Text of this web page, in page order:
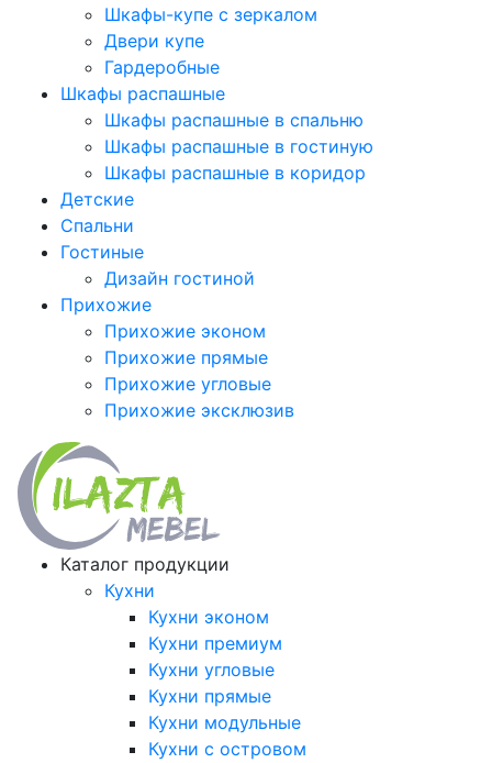
Шкафы-купе с зеркалом
Двери купе
Гардеробные
Шкафы распашные
Шкафы распашные в спальню
Шкафы распашные в гостиную
Шкафы распашные в коридор
Детские
Спальни
Гостиные
Дизайн гостиной
Прихожие
Прихожие эконом
Прихожие прямые
Прихожие угловые
Прихожие эксклюзив
Каталог продукции
Кухни
Кухни эконом
Кухни премиум
Кухни угловые
Кухни прямые
Кухни модульные
Кухни с островом